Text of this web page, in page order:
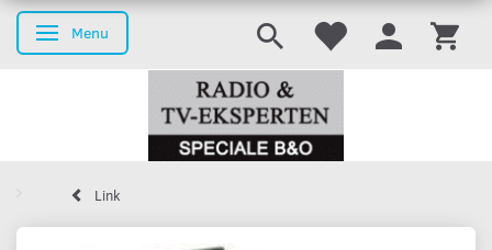
Skifte navigation
Menu
Link